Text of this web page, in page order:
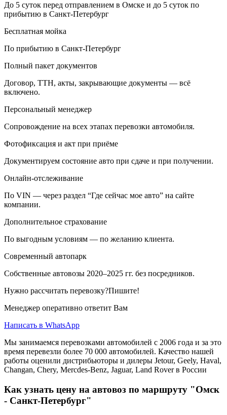
До 5 суток перед отправлением в Омске и до 5 суток по
прибытию в Санкт-Петербург
Бесплатная мойка
По прибытию в Санкт-Петербург
Полный пакет документов
Договор, ТТН, акты, закрывающие документы — всё
включено.
Персональный менеджер
Сопровождение на всех этапах перевозки автомобиля.
Фотофиксация и акт при приёме
Документируем состояние авто при сдаче и при получении.
Онлайн-отслеживание
По VIN — через раздел “Где сейчас мое авто” на сайте
компании.
Дополнительное страхование
По выгодным условиям — по желанию клиента.
Современный автопарк
Собственные автовозы 2020–2025 гг. без посредников.
Нужно рассчитать перевозку?Пишите!
Менеджер оперативно ответит Вам
Написать в WhatsApp
Мы занимаемся перевозками автомобилей с 2006 года и за это
время перевезли более 70 000 автомобилей. Качество нашей
работы оценили дистрибьюторы и дилеры Jetour, Geely, Haval,
Changan, Chery, Mercdes-Benz, Jaguar, Land Rover в России
Как узнать цену на автовоз по маршруту "Омск
- Санкт-Петербург"